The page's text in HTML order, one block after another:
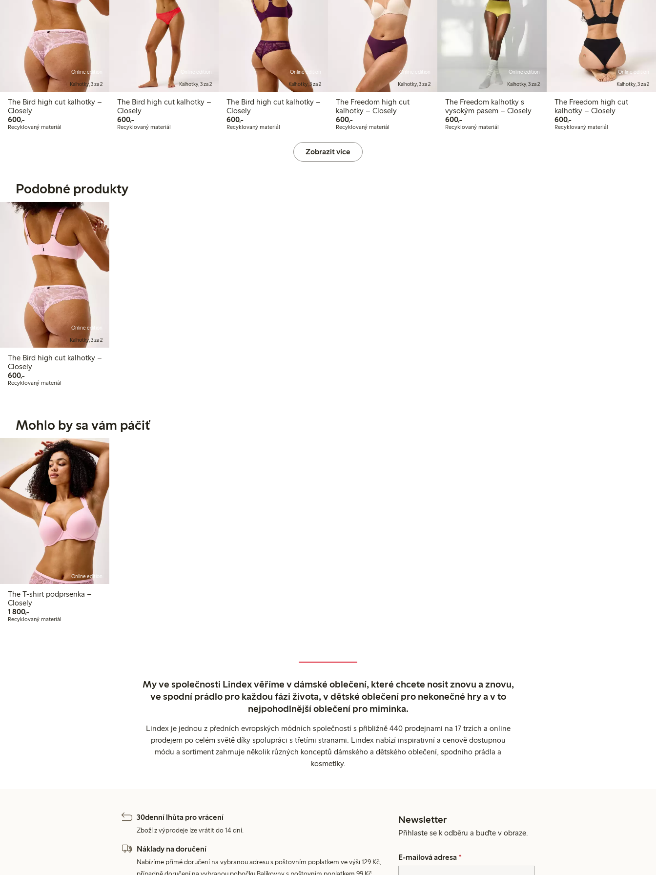
Online edition
Kalhotky, 3 za 2
The Bird high cut kalhotky –
Closely
600,-600,00 Kč
Recyklovaný materiál
Online edition
Kalhotky, 3 za 2
The Bird high cut kalhotky –
Closely
600,-600,00 Kč
Recyklovaný materiál
Online edition
Kalhotky, 3 za 2
The Bird high cut kalhotky –
Closely
600,-600,00 Kč
Recyklovaný materiál
Online edition
Kalhotky, 3 za 2
The Freedom high cut
kalhotky – Closely
600,-600,00 Kč
Recyklovaný materiál
Online edition
Kalhotky, 3 za 2
The Freedom kalhotky s
vysokým pasem – Closely
600,-600,00 Kč
Recyklovaný materiál
Online edition
Kalhotky, 3 za 2
The Freedom high cut
kalhotky – Closely
600,-600,00 Kč
Recyklovaný materiál
Zobrazit více
Podobné produkty
Online edition
Kalhotky, 3 za 2
The Bird high cut kalhotky –
Closely
600,-600,00 Kč
Recyklovaný materiál
Mohlo by sa vám páčiť
Online edition
The T-shirt podprsenka –
Closely
1 800,-1 800,00 Kč
Recyklovaný materiál
My ve společnosti Lindex věříme v dámské oblečení, které chcete nosit znovu a znovu,
ve spodní prádlo pro každou fázi života, v dětské oblečení pro nekonečné hry a v to
nejpohodlnější oblečení pro miminka.
Lindex je jednou z předních evropských módních společností s přibližně 440 prodejnami na 17 trzích a online
prodejem po celém světě díky spolupráci s třetími stranami. Lindex nabízí inspirativní a cenově dostupnou
módu a sortiment zahrnuje několik různých konceptů dámského a dětského oblečení, spodního prádla a
kosmetiky.
30denní lhůta pro vrácení
Zboží z výprodeje lze vrátit do 14 dní.
Náklady na doručení
Nabízíme přímé doručení na vybranou adresu s poštovním poplatkem ve výši 129 Kč,
Newsletter
Přihlaste se k odběru a buďte v obraze.
E-mailová adresa *